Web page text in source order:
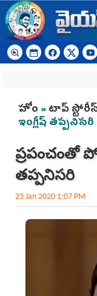
Skip to main content
You are
హోం »టాప్
ఇంగ్లీష్‌ తప్పనిసరి
ప్రపంచంతో
తప్పనిసరి
23 Jan 2020 1:07 PM